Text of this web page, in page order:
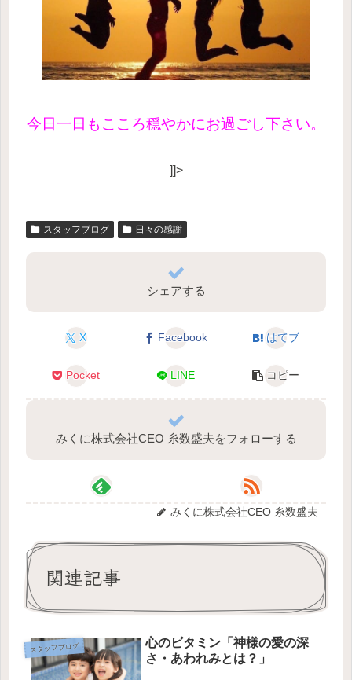
今日一日もこころ穏やかにお過ごし下さい。
]]>
スタッフブログ 日々の感謝
シェアする
X Facebook はてブ
Pocket LINE コピー
みくに株式会社CEO 糸数盛夫をフォローする
みくに株式会社CEO 糸数盛夫
関連記事
スタッフブログ
心のビタミン「神様の愛の深
さ・あわれみとは？」